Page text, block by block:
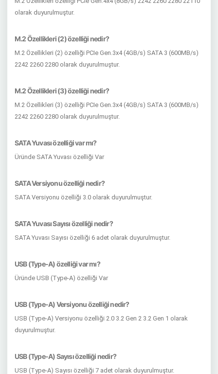
olarak duyurulmuştur.
M.2 Özellikleri (2) özelliği nedir?
M.2 Özellikleri (2) özelliği PCIe Gen.3x4 (4GB/s) SATA 3 (600MB/s)
2242 2260 2280 olarak duyurulmuştur.
M.2 Özellikleri (3) özelliği nedir?
M.2 Özellikleri (3) özelliği PCIe Gen.3x4 (4GB/s) SATA 3 (600MB/s)
2242 2260 2280 olarak duyurulmuştur.
SATA Yuvası özelliği var mı?
Üründe SATA Yuvası özelliği Var
SATA Versiyonu özelliği nedir?
SATA Versiyonu özelliği 3.0 olarak duyurulmuştur.
SATA Yuvası Sayısı özelliği nedir?
SATA Yuvası Sayısı özelliği 6 adet olarak duyurulmuştur.
USB (Type-A) özelliği var mı?
Üründe USB (Type-A) özelliği Var
USB (Type-A) Versiyonu özelliği nedir?
USB (Type-A) Versiyonu özelliği 2.0 3.2 Gen 2 3.2 Gen 1 olarak
duyurulmuştur.
USB (Type-A) Sayısı özelliği nedir?
USB (Type-A) Sayısı özelliği 7 adet olarak duyurulmuştur.